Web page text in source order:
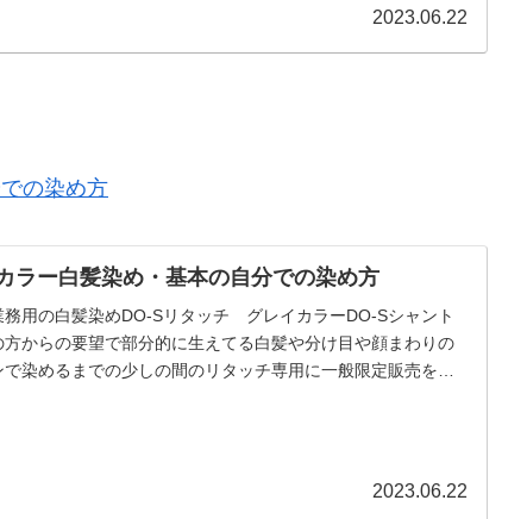
2023.06.22
の染め方
ラー白髪染め・基本の自分での染め方
務用の白髪染めDO-Sリタッチ グレイカラーDO-Sシャント
方からの要望で部分的に生えてる白髪や分け目や顔まわりの
染めるまでの少しの間のリタッチ専用に一般限定販売を開
2023.06.22